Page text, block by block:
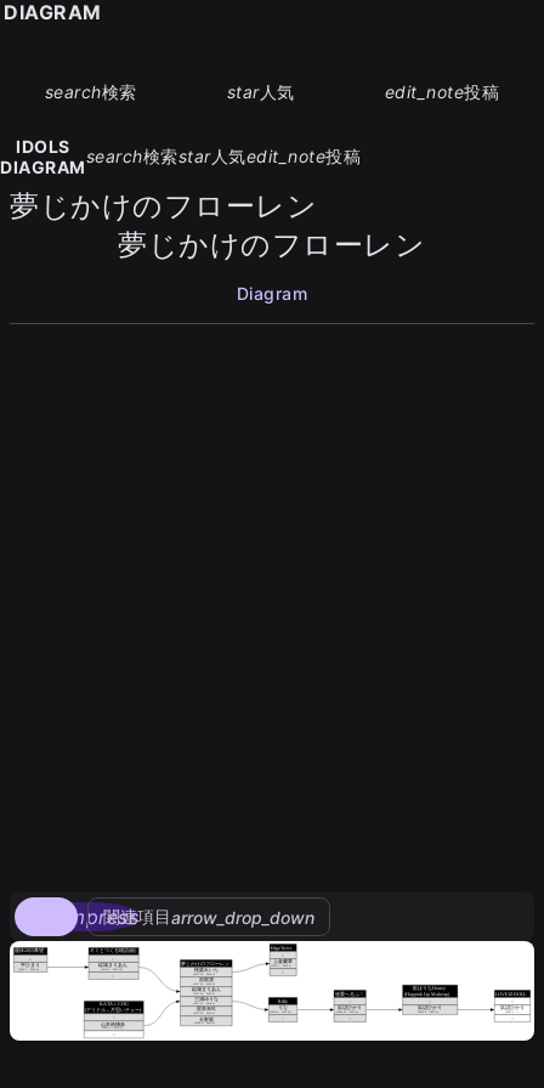
search検索 star人気 edit_note投稿
IDOLS
DIAGRAM
search検索star人気edit_note投稿
夢じかけのフローレン
夢じかけのフローレン
Diagram
compress
関連項目arrow_drop_down